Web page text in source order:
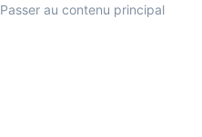
Passer au contenu principal